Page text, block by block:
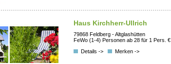
Haus Kirchherr-Ullrich
79868 Feldberg - Altglashütten
FeWo (1-4) Personen ab 28 für 1 Pers. €
Details ->
Merken ->